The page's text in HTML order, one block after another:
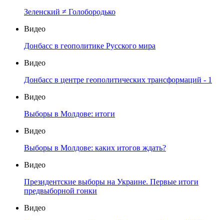
Зеленский ≠ Голобородько
Видео
Донбасс в геополитике Русского мира
Видео
Донбасс в центре геополитических трансформаций - 1
Видео
Выборы в Молдове: итоги
Видео
Выборы в Молдове: каких итогов ждать?
Видео
Президентские выборы на Украине. Первые итоги
предвыборной гонки
Видео